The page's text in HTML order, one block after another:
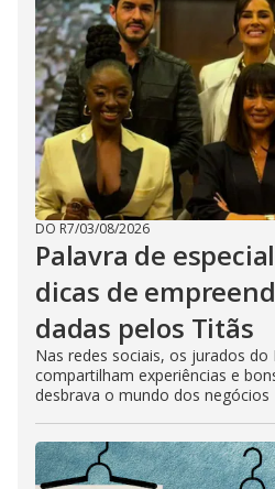
DO R7/03/08/2026
Palavra de
dicas de
dadas pelos Titãs
Nas redes sociais, os jurados do
compartilham experiências e
desbrava o mundo dos negócios